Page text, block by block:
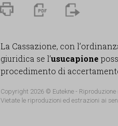
La Cassazione, con
giuridica se l’usucapione
procedimento di accertamento
Copyright 2026 © Eutekne -
Vietate le riproduzioni ed estrazioni ai